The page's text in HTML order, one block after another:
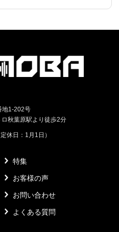
地1-202号
秋葉原駅より徒歩2分
休日：1月1日）
特集
お客様の声
お問い合わせ
よくある質問